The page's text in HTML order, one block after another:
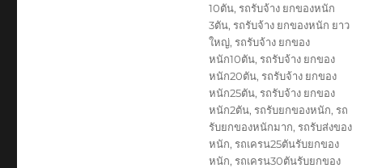
10ตัน, รถรับจ้าง ยกของหนัก
3ตัน, รถรับจ้าง ยกของหนัก ยาว
ใหญ่, รถรับจ้าง ยกของ
หนัก10ตัน, รถรับจ้าง ยกของ
หนัก20ตัน, รถรับจ้าง ยกของ
หนัก25ตัน, รถรับจ้าง ยกของ
หนัก2ตัน, รถรับยกของหนัก, รถ
รับยกของหนักมาก, รถรับส่งของ
หนัก, รถเครน25ตันรับยกของ
หนัก, รถเครน30ตันรับยกของ